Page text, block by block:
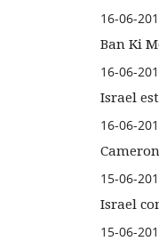
16-06-
Ban Ki
16-06-
Israel
16-06-
15-06-
Israel
15-06-